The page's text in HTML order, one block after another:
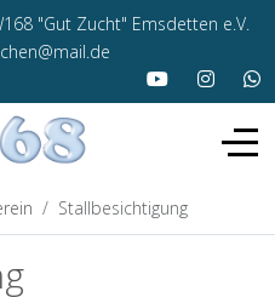
"Gut Zucht" Emsdetten e.V.
Stallbesichtigung